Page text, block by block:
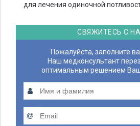
для лечения одиночной
СВЯЖИТЕСЬ С
Пожалуйста, заполните
Наш медконсультант
оптимальным решением